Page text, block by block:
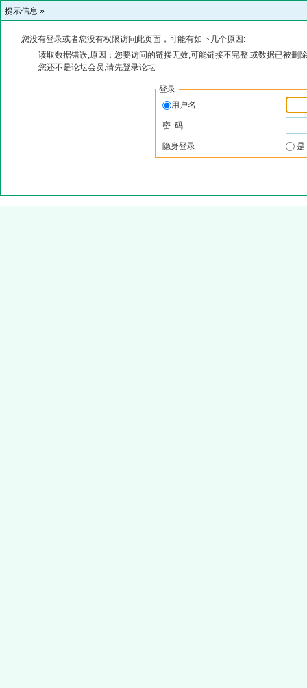
提示信息 »
您没有登录或者您没有权限访问此页面，可能有如下几个原因:
读取数据错误,原因：您要访问的链接无效,可能链接不完整,或数据已被删
您还不是论坛会员,请先登录论坛
登录
用户名
密 码
隐身登录